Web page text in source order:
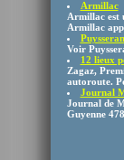
Armillac
Armillac est
Armillac
Voir
12 lieux
Zagaz,
autoroute.
Journal
Journal de
Guyenne